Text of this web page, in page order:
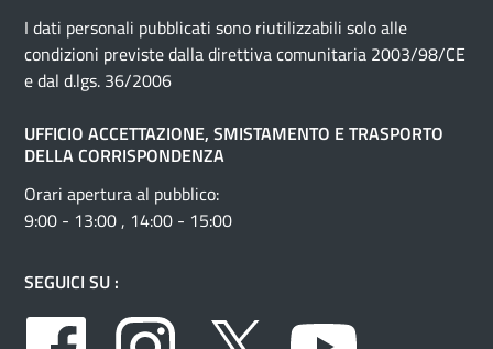
I dati personali pubblicati sono riutilizzabili solo alle
condizioni previste dalla direttiva comunitaria 2003/98/CE
e dal d.lgs. 36/2006
UFFICIO ACCETTAZIONE, SMISTAMENTO E TRASPORTO
DELLA CORRISPONDENZA
Orari apertura al pubblico:
9:00 - 13:00 , 14:00 - 15:00
SEGUICI SU :
Facebook
Instagram Twitter